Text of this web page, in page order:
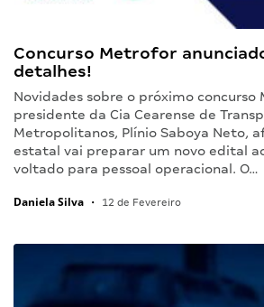
Concurso Metrofor
detalhes!
Novidades sobre o próximo concurso
presidente da Cia Cearense de
Metropolitanos, Plínio Saboya Neto,
estatal vai preparar um novo edital
voltado para pessoal operacional. O…
Daniela Silva • 12 de Fevereiro